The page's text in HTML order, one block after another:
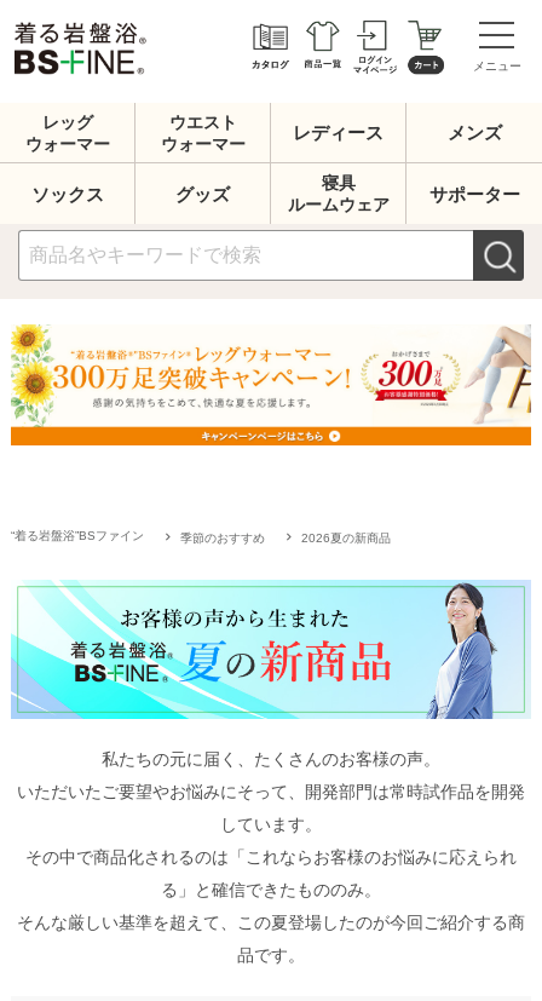
メニュー
レッグ
ウォーマー
ウエスト
ウォーマー
レディース メンズ
ソックス グッズ
寝具
ルームウェア
サポーター
“着る岩盤浴”BSファイン 季節のおすすめ 2026夏の新商品
私たちの元に届く、たくさんのお客様の声。
いただいたご要望やお悩みにそって、開発部門は常時試作品を開発
しています。
その中で商品化されるのは「これならお客様のお悩みに応えられ
る」と確信できたもののみ。
そんな厳しい基準を超えて、この夏登場したのが今回ご紹介する商
品です。